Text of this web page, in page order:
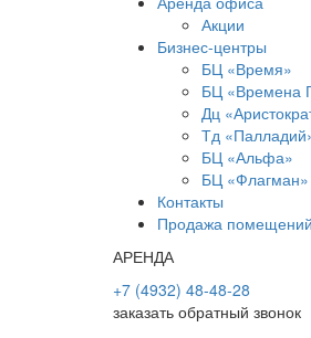
Акции
Бизнес-центры
БЦ «Время»
БЦ «Времена
Дц
Тд
БЦ «Альфа»
БЦ «Флагман»
Контакты
Продажа помещений
АРЕНДА
+7 (4932) 48-48-28
заказать обратный звонок